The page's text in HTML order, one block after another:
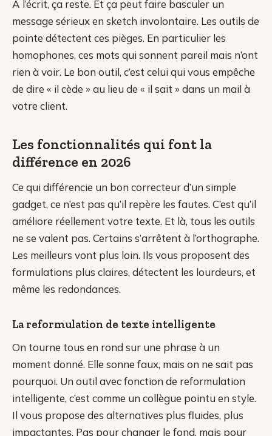
À l’écrit, ça reste. Et ça peut faire basculer un
message sérieux en sketch involontaire. Les outils de
pointe détectent ces pièges. En particulier les
homophones, ces mots qui sonnent pareil mais n’ont
rien à voir. Le bon outil, c’est celui qui vous empêche
de dire « il cède » au lieu de « il sait » dans un mail à
votre client.
Les fonctionnalités qui font la
différence en 2026
Ce qui différencie un bon correcteur d’un simple
gadget, ce n’est pas qu’il repère les fautes. C’est qu’il
améliore réellement votre texte. Et là, tous les outils
ne se valent pas. Certains s’arrêtent à l’orthographe.
Les meilleurs vont plus loin. Ils vous proposent des
formulations plus claires, détectent les lourdeurs, et
même les redondances.
La reformulation de texte intelligente
On tourne tous en rond sur une phrase à un
moment donné. Elle sonne faux, mais on ne sait pas
pourquoi. Un outil avec fonction de reformulation
intelligente, c’est comme un collègue pointu en style.
Il vous propose des alternatives plus fluides, plus
impactantes. Pas pour changer le fond, mais pour